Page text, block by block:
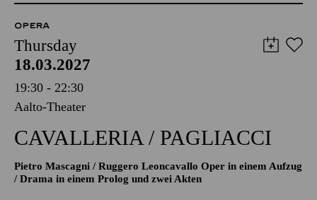
OPERA
Thursday
18.03.2027
19:30 - 22:30
Aalto-Theater
CAVALLERIA / PAGLIACCI
Pietro Mascagni / Ruggero Leoncavallo Oper in einem Aufzug
/ Drama in einem Prolog und zwei Akten